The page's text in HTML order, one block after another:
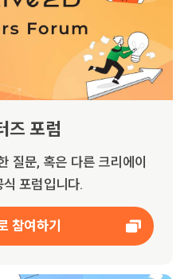
즈 포럼
질문, 혹은 다른 크리에이
포럼입니다.
참여하기